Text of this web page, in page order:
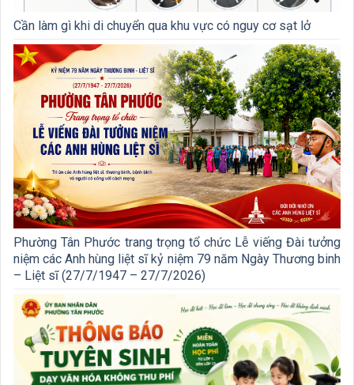
Cần làm gì khi di chuyển qua khu vực có nguy cơ sạt lở
Phường Tân Phước trang trọng tổ chức Lễ viếng Đài tưởng
niệm các Anh hùng liệt sĩ kỷ niệm 79 năm Ngày Thương binh
– Liệt sĩ (27/7/1947 – 27/7/2026)